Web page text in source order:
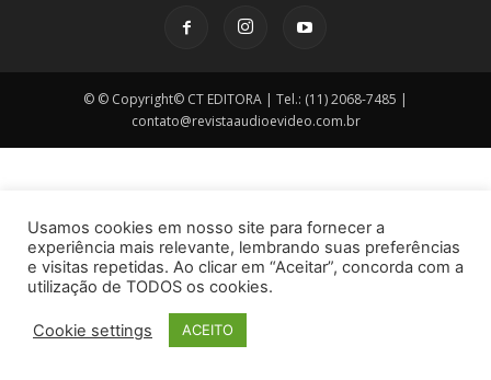
© © Copyright© CT EDITORA | Tel.: (11) 2068-7485 |
contato@revistaaudioevideo.com.br
Usamos cookies em nosso site para fornecer a
experiência mais relevante, lembrando suas preferências
e visitas repetidas. Ao clicar em “Aceitar”, concorda com a
utilização de TODOS os cookies.
Cookie settings ACEITO